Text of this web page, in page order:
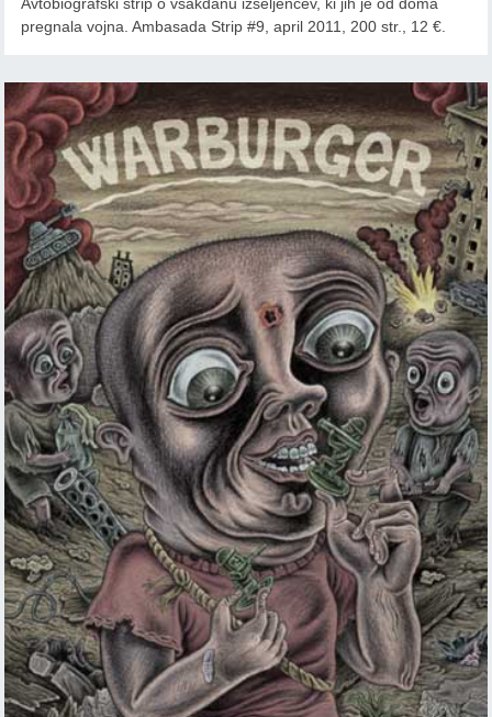
Avtobiografski strip o vsakdanu izseljencev, ki jih je od doma
pregnala vojna. Ambasada Strip #9, april 2011, 200 str., 12 €.